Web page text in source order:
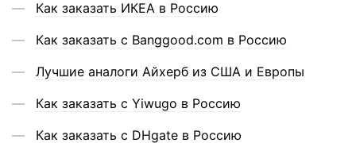
Как заказать ИКЕА в Россию
Как заказать с Banggood.com в Россию
Лучшие аналоги Айхерб из США и Европы
Как заказать с Yiwugo в Россию
Как заказать с DHgate в Россию